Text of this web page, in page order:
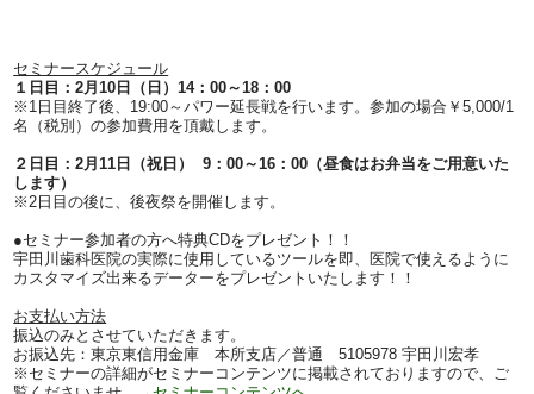
セミナースケジュール
１日目：2月10日（日）14：00～18：00
※1日目終了後、19:00～パワー延長戦を行います。参加の場合￥5,000/1
名（税別）の参加費用を頂戴します。
２日目：2月11日（祝日） 9：00～16：00（昼食はお弁当をご用意いた
します）
※2日目の後に、後夜祭を開催します。
●セミナー参加者の方へ特典CDをプレゼント！！
宇田川歯科医院の実際に使用しているツールを即、医院で使えるように
カスタマイズ出来るデーターをプレゼントいたします！！
お支払い方法
振込のみとさせていただきます。
お振込先：東京東信用金庫 本所支店／普通 5105978 宇田川宏孝
※セミナーの詳細がセミナーコンテンツに掲載されておりますので、ご